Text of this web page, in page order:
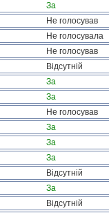
За
Не голосував
Не голосувала
Не голосував
Відсутній
За
За
Не голосував
За
За
За
Відсутній
За
Відсутній